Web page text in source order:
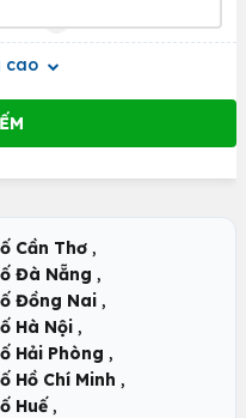
cao
Cần Thơ ,
Đà Nẵng ,
Đồng Nai ,
Hà Nội ,
Hải Phòng ,
Hồ Chí Minh ,
Huế ,